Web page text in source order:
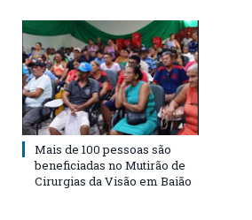
Mais de 100 pessoas são
beneficiadas no Mutirão de
Cirurgias da Visão em Baião